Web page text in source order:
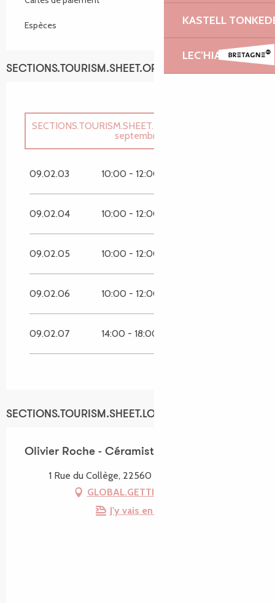
KASTELL
LEC’HIAD
Espèces
SECTIONS.TOURISM.SHEET.OPENINGS
juin 2026
SECTIONS.TOURISM.SHEET.PERIODS.UNTIL_LONG
septembre 2026
octobre
décembre 2026
09.02.03 10:00 - 12:00
09.02.04 10:00 - 12:00
09.02.05 10:00 - 12:00
09.02.06 10:00 - 12:00
09.02.07 14:00 - 18:00
SECTIONS.TOURISM.SHEET.LOCATION
Olivier Roche - Céramiste potier
1 Rue du Collège, 22560 Pleumeur-Bodou
GLOBAL.GETTING_THERE
J'y vais en train !